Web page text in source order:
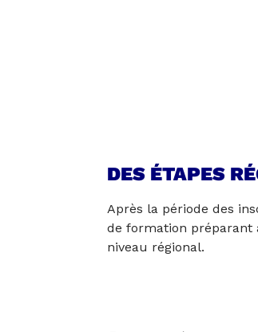
DES ÉTAPES
Après la période des
de formation préparant
niveau régional.